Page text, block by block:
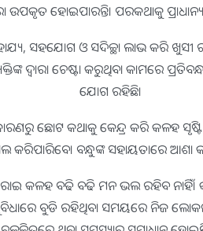
ଉପକୃତ ହୋଇପାରନ୍ତି। ପରକଥାକୁ
ସହଯୋଗ ଓ ସଦିଚ୍ଛା ଲାଭ କରି
ଦ୍ୱାରା ଚେଷ୍ଟା କରୁଥିବା କାମରେ
ଯୋଗ ରହିଛି।
ଛୋଟ କଥାକୁ କେନ୍ଦ୍ର କରି କଳହ ସୃଷ୍ଟି
କରିପାରିବେ। ବନ୍ଧୁଙ୍କ ସହାୟତାରେ ଆଶା
କଳହ ବଢି ବଢି ମନ ଭଲ ରହିବ ନାହିଁ।
ବୁଡି ରହିଥିବା ସମୟରେ ନିଜ